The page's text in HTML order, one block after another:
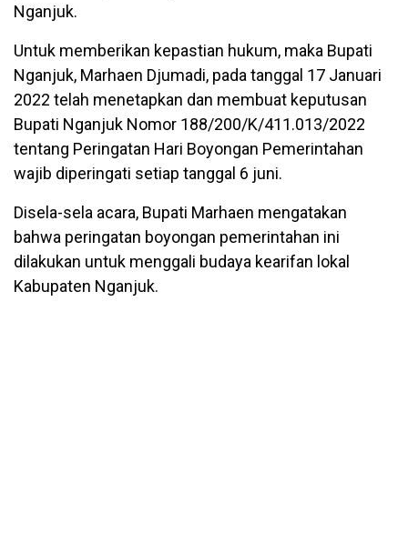
Nganjuk.
Untuk memberikan kepastian hukum, maka Bupati
Nganjuk, Marhaen Djumadi, pada tanggal 17 Januari
2022 telah menetapkan dan membuat keputusan
Bupati Nganjuk Nomor 188/200/K/411.013/2022
tentang Peringatan Hari Boyongan Pemerintahan
wajib diperingati setiap tanggal 6 juni.
Disela-sela acara, Bupati Marhaen mengatakan
bahwa peringatan boyongan pemerintahan ini
dilakukan untuk menggali budaya kearifan lokal
Kabupaten Nganjuk.